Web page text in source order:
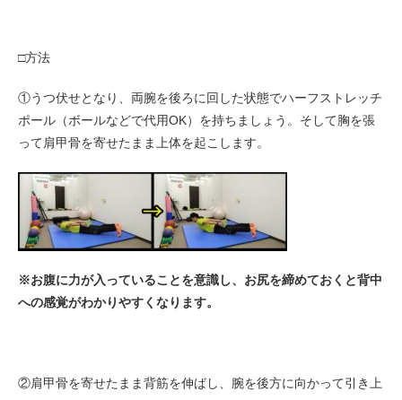
□方法
①うつ伏せとなり、両腕を後ろに回した状態でハーフストレッチ
ポール（ボールなどで代用OK）を持ちましょう。そして胸を張
って肩甲骨を寄せたまま上体を起こします。
※お腹に力が入っていることを意識し、お尻を締めておくと背中
への感覚がわかりやすくなります。
②肩甲骨を寄せたまま背筋を伸ばし、腕を後方に向かって引き上